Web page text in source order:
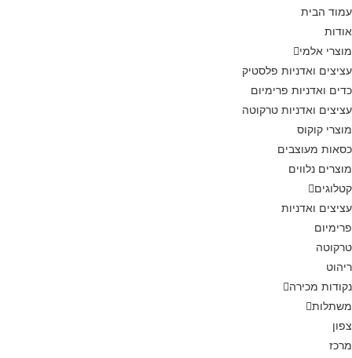
עמוד הבית
אודות
מוצרי אלמי
עציצים ואדניות פלסטיק
כדים ואדניות פרימיום
עציצים ואדניות טרקוטה
מוצרי קוקוס
כסאות מעוצבים
מוצרים נלווים
קטלוגים
עציצים ואדניות
פרימיום
טרקוטה
ריהוט
נקודות מכירה
משתלות
צפון
מרכז